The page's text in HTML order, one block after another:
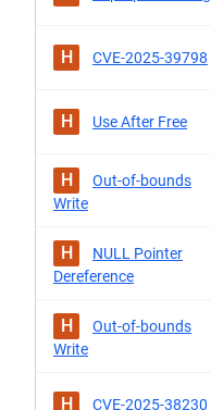
H CVE-2025-39798
H Use After Free
H
Out-of-bounds
Write
H
NULL Pointer
Dereference
H
Out-of-bounds
Write
H CVE-2025-38230